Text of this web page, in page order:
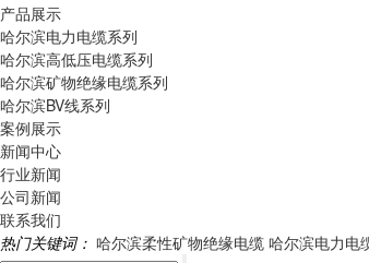
产品展示
哈尔滨电力电缆系列
哈尔滨高低压电缆系列
哈尔滨矿物绝缘电缆系列
哈尔滨BV线系列
案例展示
新闻中心
行业新闻
公司新闻
联系我们
热门关键词： 哈尔滨柔性矿物绝缘电缆 哈尔滨电力电